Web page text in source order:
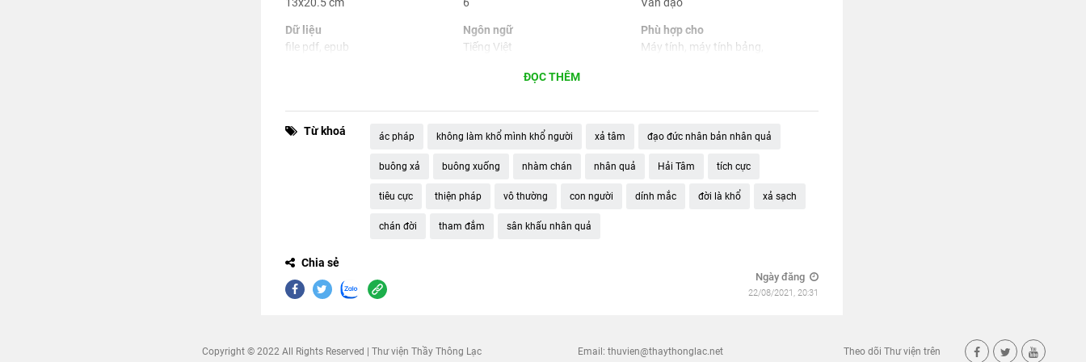
Dữ liệu
file pdf, epub
Ngôn ngữ
Tiếng Việt
Phù hợp cho
Máy tính, máy tính bảng,
ĐỌC THÊM
Từ khoá ác pháp không làm khổ mình khổ người xả tâm đạo đức nhân bản nhân quả
buông xả buông xuống nhàm chán nhân quả Hải Tâm tích cực
tiêu cực thiện pháp vô thường con người dính mắc đời là khổ xả sạch
chán đời tham đắm sân khấu nhân quả
Chia sẻ
Ngày đăng
22/08/2021, 20:31
Copyright © 2022 All Rights Reserved | Thư viện Thầy Thông Lạc Email: thuvien@thaythonglac.net Theo dõi Thư viện trên